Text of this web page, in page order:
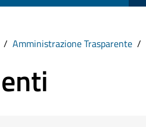
Amministrazione Trasparente